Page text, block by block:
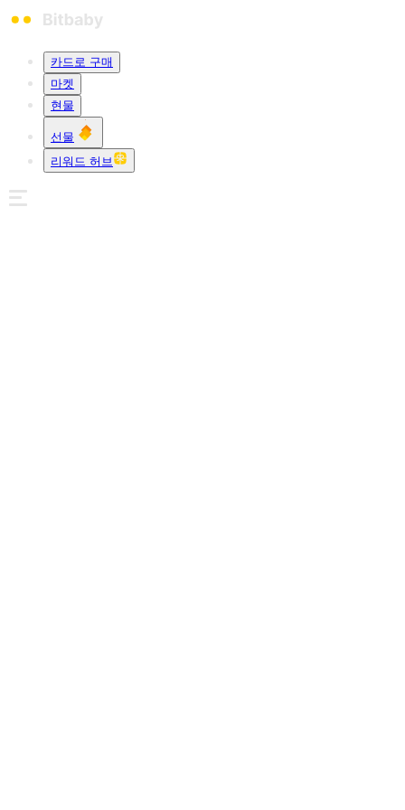
카드로 구매
마켓
현물
선물
리워드 허브